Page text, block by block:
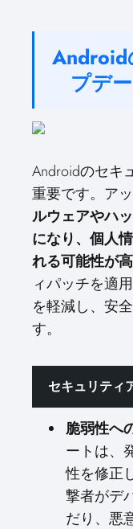
Android
プデ
Androidのセキ
重要です。ア
ルウェアやハ
になり、個人
れる可能性が
ィパッチを適
を軽減し、安
す。
セキュリティ
脆弱性へ
ートは、
性を修正
撃者がデ
だり、悪